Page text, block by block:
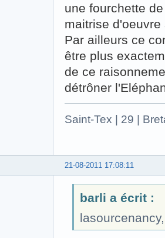
une fourchette
maitrise
Par ailleurs ce
être plus
de ce
détrôner
Saint-Tex | 29 |
21-08-2011 17:08:11
barli a écrit :